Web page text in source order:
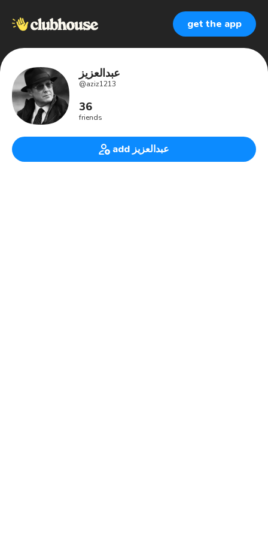
get the app
عبدالعزيز
@aziz1213
36
friends
add عبدالعزيز